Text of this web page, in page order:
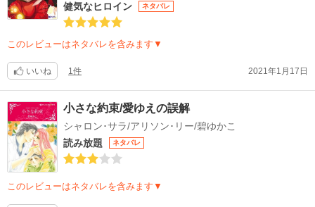
健気なヒロイン
ネタバレ
このレビューはネタバレを含みます▼
いいね 1件 2021年1月17日
小さな約束/愛ゆえの誤解
シャロン･サラ/アリソン･リー/碧ゆかこ
読み放題
ネタバレ
このレビューはネタバレを含みます▼